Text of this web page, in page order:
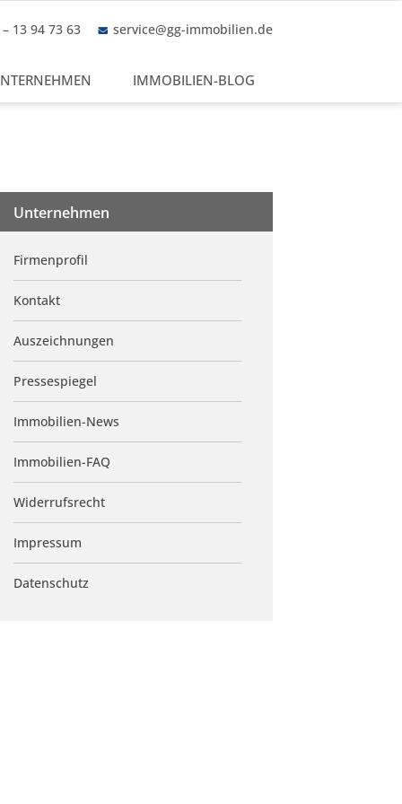
13 94 73 63 service@gg-immobilien.de
IMMOBILIEN-BLOG
Unternehmen
Firmenprofil
Kontakt
Auszeichnungen
Pressespiegel
Immobilien-News
Immobilien-FAQ
Widerrufsrecht
Impressum
Datenschutz